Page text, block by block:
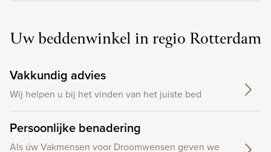
Uw beddenwinkel in regio Rotterdam
Vakkundig advies
Wij helpen u bij het vinden van het juiste bed
Persoonlijke benadering
Als úw Vakmensen voor Droomwensen geven we